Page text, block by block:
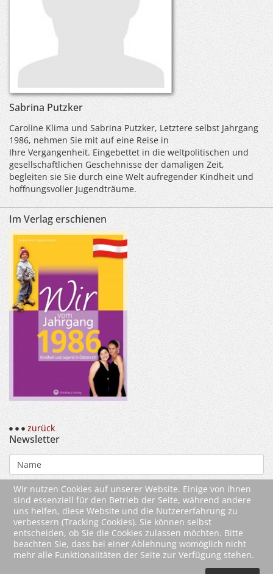
Sabrina Putzker
Caroline Klima und Sabrina Putzker, Letztere selbst Jahrgang
1986, nehmen Sie mit auf eine Reise in
Ihre Vergangenheit. Eingebettet in die weltpolitischen und
gesellschaftlichen Geschehnisse der damaligen Zeit,
begleiten sie Sie durch eine Welt aufregender Kindheit und
hoffnungsvoller Jugendträume.
Im Verlag erschienen
zurück
Newsletter
Wir nutzen Cookies auf unserer Website. Einige von ihnen
sind essenziell für den Betrieb der Seite, während andere
uns helfen, diese Website und die Nutzererfahrung zu
verbessern (Tracking Cookies). Sie können selbst
entscheiden, ob Sie die Cookies zulassen möchten. Bitte
beachten Sie, dass bei einer Ablehnung womöglich nicht
mehr alle Funktionalitäten der Seite zur Verfügung stehen.